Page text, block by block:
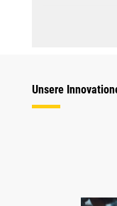
Unsere